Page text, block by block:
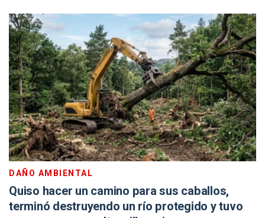
DAÑO AMBIENTAL
Quiso hacer un camino para sus caballos,
terminó destruyendo un río protegido y tuvo